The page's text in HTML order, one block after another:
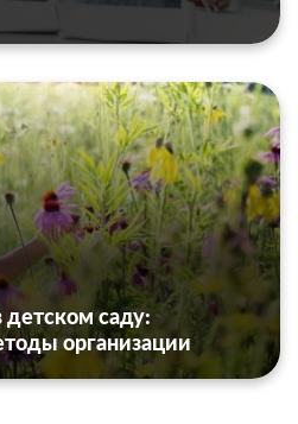
детском саду:
организации